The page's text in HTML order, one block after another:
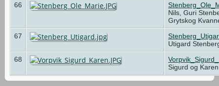
66
Nils, Guri
Grytskog
67
Utigard
68
Sigurd og